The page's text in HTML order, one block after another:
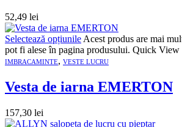
52,49 lei
Selectează opțiunile Acest produs are mai
pot fi alese în pagina produsului. Quick View
IMBRACAMINTE, VESTE LUCRU
Vesta de iarna EMERTON
157,30 lei